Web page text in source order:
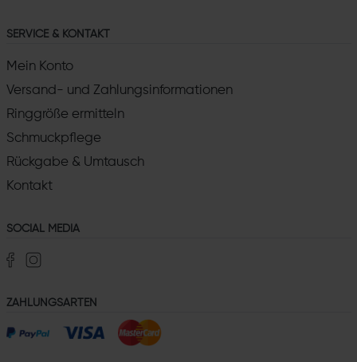
SERVICE & KONTAKT
Mein Konto
Versand- und Zahlungsinformationen
Ringgröße ermitteln
Schmuckpflege
Rückgabe & Umtausch
Kontakt
SOCIAL MEDIA
ZAHLUNGSARTEN